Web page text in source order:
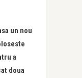
un nou
a
doua